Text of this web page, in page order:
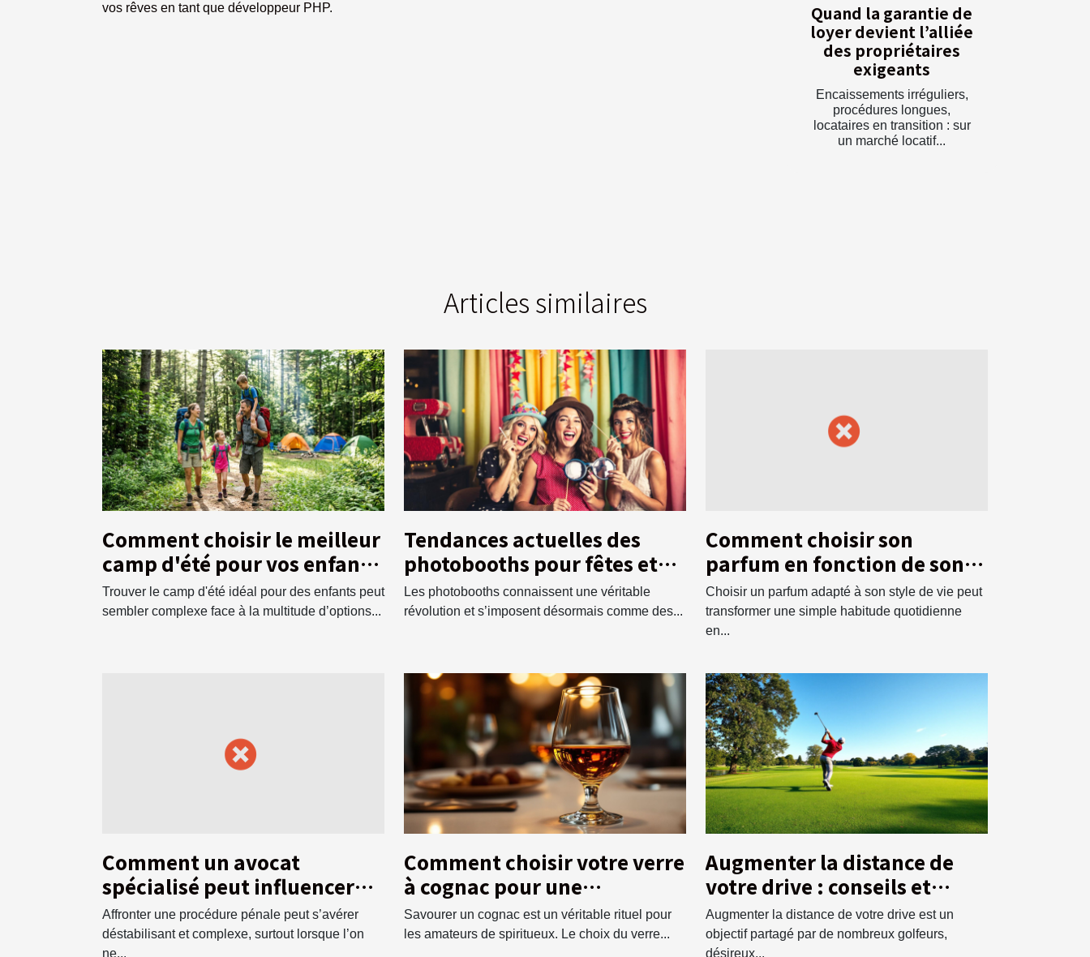
vos rêves en tant que développeur PHP.
Quand la garantie de
loyer devient l’alliée
des propriétaires
exigeants
Encaissements irréguliers,
procédures longues,
locataires en transition : sur
un marché locatif...
Articles similaires
Comment choisir le meilleur
camp d'été pour vos enfants
?
Trouver le camp d'été idéal pour des enfants peut
sembler complexe face à la multitude d’options...
Tendances actuelles des
photobooths pour fêtes et
événements
Les photobooths connaissent une véritable
révolution et s’imposent désormais comme des...
Comment choisir son
parfum en fonction de son
style de vie ?
Choisir un parfum adapté à son style de vie peut
transformer une simple habitude quotidienne
en...
Comment un avocat
spécialisé peut influencer
l'issue d'une affaire pénale ?
Affronter une procédure pénale peut s’avérer
déstabilisant et complexe, surtout lorsque l’on
ne...
Comment choisir votre verre
à cognac pour une
dégustation optimale ?
Savourer un cognac est un véritable rituel pour
les amateurs de spiritueux. Le choix du verre...
Augmenter la distance de
votre drive : conseils et
techniques
Augmenter la distance de votre drive est un
objectif partagé par de nombreux golfeurs,
désireux...